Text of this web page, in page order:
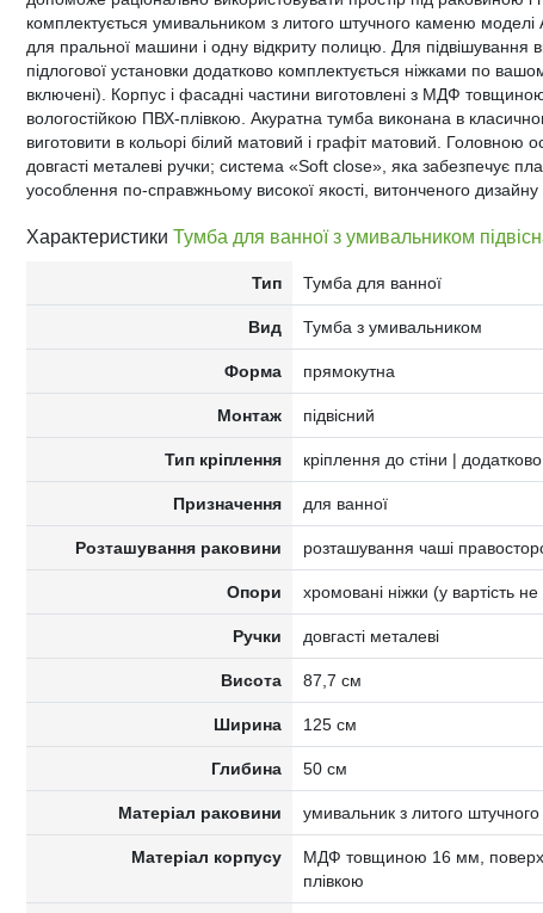
комплектується умивальником з литого штучного каменю моделі
для пральної машини і одну відкриту полицю. Для підвішування
підлогової установки додатково комплектується ніжками по
включені). Корпус і фасадні частини виготовлені з МДФ
вологостійкою ПВХ-плівкою. Акуратна тумба виконана в
виготовити в кольорі білий матовий і графіт матовий. Головною
довгасті металеві ручки; система «Soft close», яка забезпечує
уособлення по-справжньому високої якості, витонченого дизайну
Характеристики Тумба для ванної з умивальником
Тип Тумба для ванної
Вид Тумба з умивальником
Форма прямокутна
Монтаж підвісний
Тип кріплення кріплення до стіни |
Призначення для ванної
Розташування раковини розташування чаші
Опори хромовані ніжки (у вартість
Ручки довгасті металеві
Висота 87,7 см
Ширина 125 см
Глибина 50 см
Матеріал раковини умивальник з литого
Матеріал корпусу
МДФ товщиною 16 мм,
плівкою